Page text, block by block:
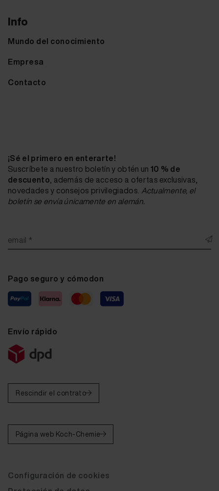
Info
Mundo del conocimiento
Empresa
Contacto
¡Sé el primero en enterarte!
Suscríbete a nuestro boletín y obtén un 10 % de
descuento, además de acceso a ofertas exclusivas,
novedades y consejos privilegiados. Actualmente, el
boletín se envía únicamente en alemán.
email *
Pago seguro y cómodon
Envío rápido
Rescindir el contrato
Página web Koch-Chemie
Configuración de cookies